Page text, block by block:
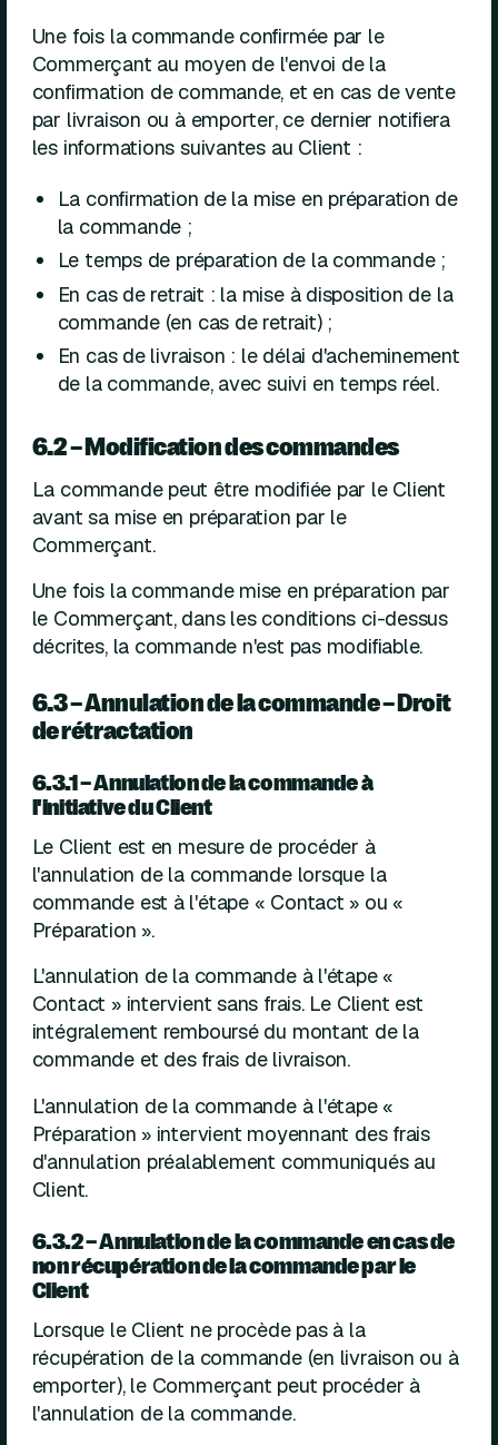
Une fois la commande confirmée par le
Commerçant au moyen de l'envoi de la
confirmation de commande, et en cas de vente
par livraison ou à emporter, ce dernier notifiera
les informations suivantes au Client :
La confirmation de la mise en préparation de
la commande ;
Le temps de préparation de la commande ;
En cas de retrait : la mise à disposition de la
commande (en cas de retrait) ;
En cas de livraison : le délai d'acheminement
de la commande, avec suivi en temps réel.
6.2 – Modification des commandes
La commande peut être modifiée par le Client
avant sa mise en préparation par le
Commerçant.
Une fois la commande mise en préparation par
le Commerçant, dans les conditions ci-dessus
décrites, la commande n'est pas modifiable.
6.3 – Annulation de la commande – Droit
de rétractation
6.3.1 – Annulation de la commande à
l'initiative du Client
Le Client est en mesure de procéder à
l'annulation de la commande lorsque la
commande est à l'étape « Contact » ou «
Préparation ».
L'annulation de la commande à l'étape «
Contact » intervient sans frais. Le Client est
intégralement remboursé du montant de la
commande et des frais de livraison.
L'annulation de la commande à l'étape «
Préparation » intervient moyennant des frais
d'annulation préalablement communiqués au
Client.
6.3.2 – Annulation de la commande en cas de
non récupération de la commande par le
Client
Lorsque le Client ne procède pas à la
récupération de la commande (en livraison ou à
emporter), le Commerçant peut procéder à
l'annulation de la commande.